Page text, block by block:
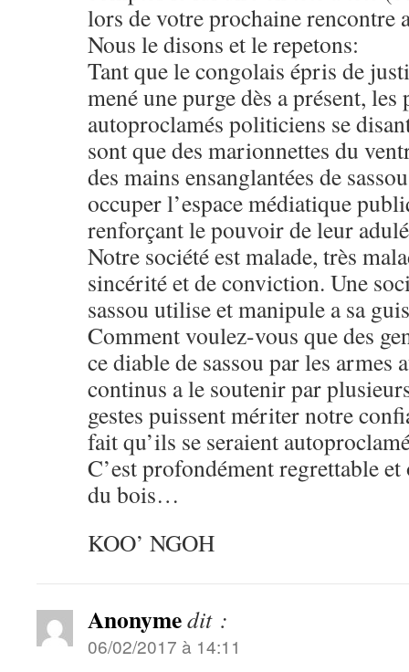
lors de votre prochaine rencontre
Nous le disons et le repetons:
Tant que le congolais épris de
mené une purge dès a présent, les
autoproclamés politiciens se
sont que des marionnettes du
des mains ensanglantées de
occuper l’espace médiatique
renforçant le pouvoir de leur
Notre société est malade, très
sincérité et de conviction. Une
sassou utilise et manipule a sa
Comment voulez-vous que des
ce diable de sassou par les armes
continus a le soutenir par
gestes puissent mériter notre
fait qu’ils se seraient
C’est profondément regrettable
du bois…
KOO’ NGOH
Anonymedit :
06/02/2017 à 14:11